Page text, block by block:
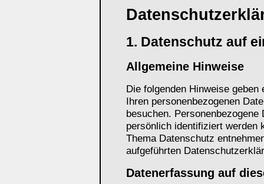
1. Datenschutz auf
Allgemeine Hinweise
Die folgenden Hinweise
Ihren personenbezogenen
besuchen.
persönlich identifiziert werden
Thema Datenschutz
aufgeführten
Datenerfassung auf